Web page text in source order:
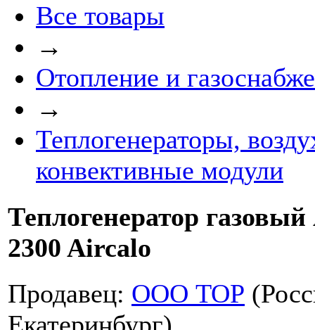
Все товары
→
Отопление и
→
Теплогенераторы,
конвективные модули
Теплогенератор
2300 Aircalo
Продавец: ООО ТОР